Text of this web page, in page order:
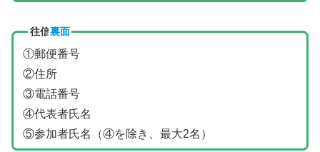
往信裏面
①郵便番号
②住所
③電話番号
④代表者氏名
⑤参加者氏名（④を除き、最大2名）